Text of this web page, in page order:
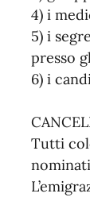
4) i
5) i
presso
6) i
Tutti